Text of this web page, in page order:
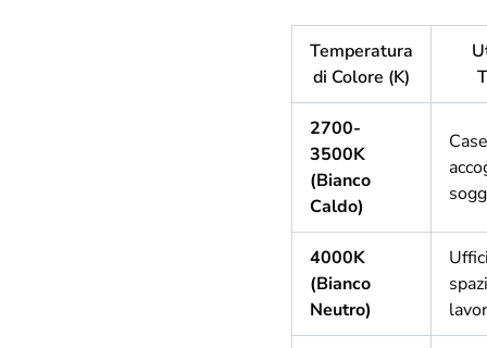
Temperatura
di Colore (K)
2700-
3500K
(Bianco
Caldo)
Case
4000K
(Bianco
Neutro)